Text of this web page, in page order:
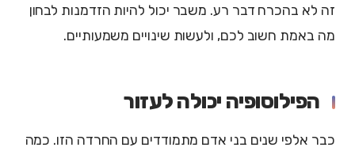
זה לא בהכרח דבר רע. משבר יכול להיות הזדמנות לבחון
מה באמת חשוב לכם, ולעשות שינויים משמעותיים.
הפילוסופיה יכולה לעזור
כבר אלפי שנים בני אדם מתמודדים עם החרדה הזו. כמה